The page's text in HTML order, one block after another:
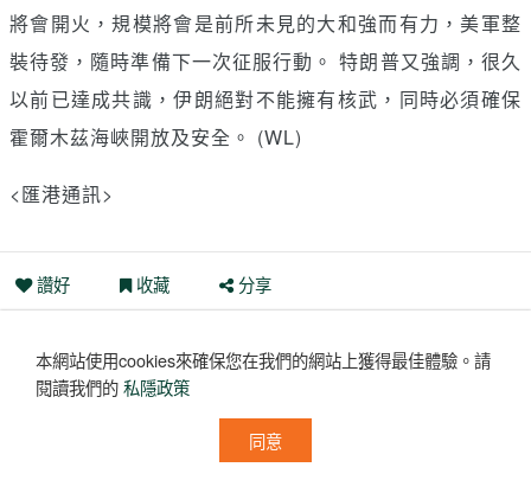
將會開火，規模將會是前所未見的大和強而有力，美軍整
裝待發，隨時準備下一次征服行動。 特朗普又強調，很久
以前已達成共識，伊朗絕對不能擁有核武，同時必須確保
霍爾木茲海峽開放及安全。 (WL)
<匯港通訊>
讚好 收藏 分享
沒有評論
本網站使用cookies來確保您在我們的網站上獲得最佳體驗。請
閱讀我們的私隱政策
同意